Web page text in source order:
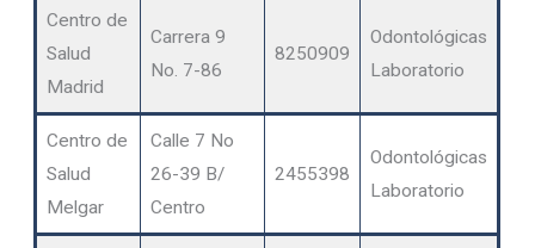
Centro de
Salud
Madrid
Carrera 9
No. 7-86
8250909
Odontológicas
Laboratorio
Centro de
Salud
Melgar
Calle 7 No
26-39 B/
Centro
2455398
Odontológicas
Laboratorio